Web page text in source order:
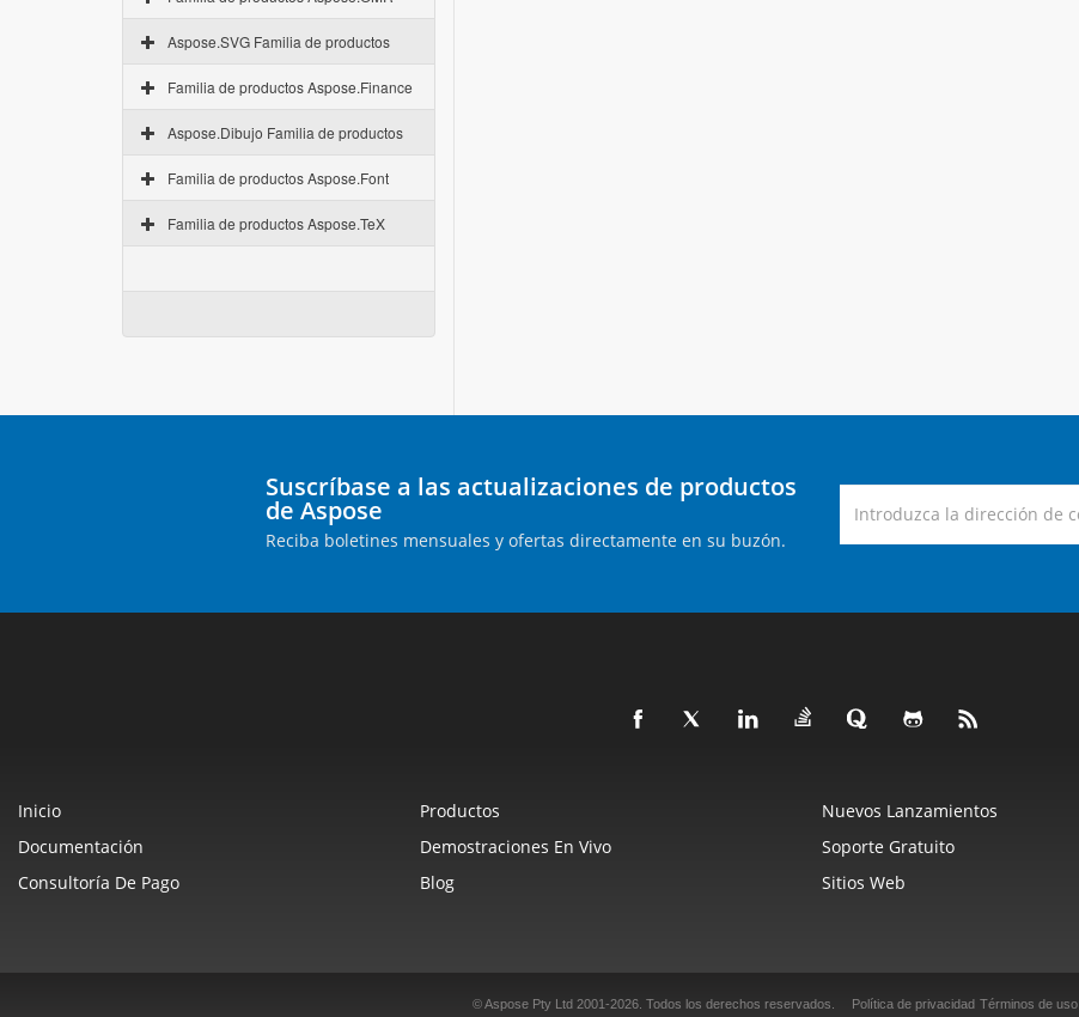
Aspose.SVG Familia de productos
Familia de productos Aspose.Finance
Aspose.Dibujo Familia de productos
Familia de productos Aspose.Font
Familia de productos Aspose.TeX
Suscríbase a las actualizaciones de productos
de Aspose
Reciba boletines mensuales y ofertas directamente en su buzón.
Inicio Productos Nuevos Lanzamientos
Documentación
Demostraciones En Vivo Soporte Gratuito
Consultoría De Pago
Blog Sitios Web
© Aspose Pty Ltd 2001-2026. Todos los derechos reservados. Política de privacidad Términos de uso